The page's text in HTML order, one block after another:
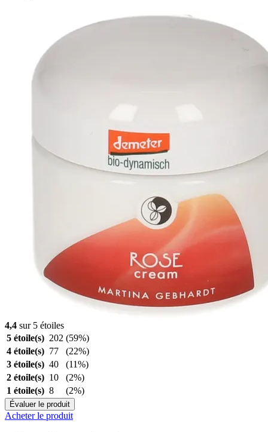
4,4 sur 5 étoiles
5 étoile(s) 202 (59%)
4 étoile(s) 77
(22%)
3 étoile(s) 40
(11%)
2 étoile(s) 10
(2%)
1 étoile(s) 8 (2%)
Évaluer le produit
Acheter le produit